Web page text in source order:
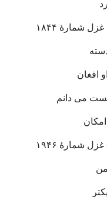
شمارهٔ ۱۸۴۴
افغان
می دانم
شمارهٔ ۱۹۴۶